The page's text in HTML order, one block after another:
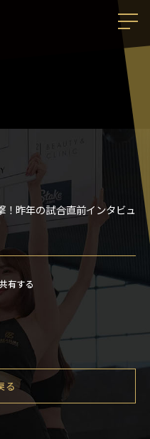
昨年の試合直前インタビュ
る